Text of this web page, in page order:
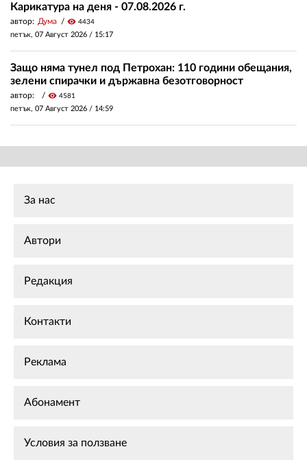
Карикатура на деня - 07.08.2026 г.
автор: Дума visibility 4434
петък, 07 Август 2026 / 15:17
Защо няма тунел под Петрохан: 110 години обещания,
зелени спирачки и държавна безотговорност
автор: visibility 4581
петък, 07 Август 2026 / 14:59
За нас
Автори
Редакция
Контакти
Реклама
Абонамент
Условия за ползване